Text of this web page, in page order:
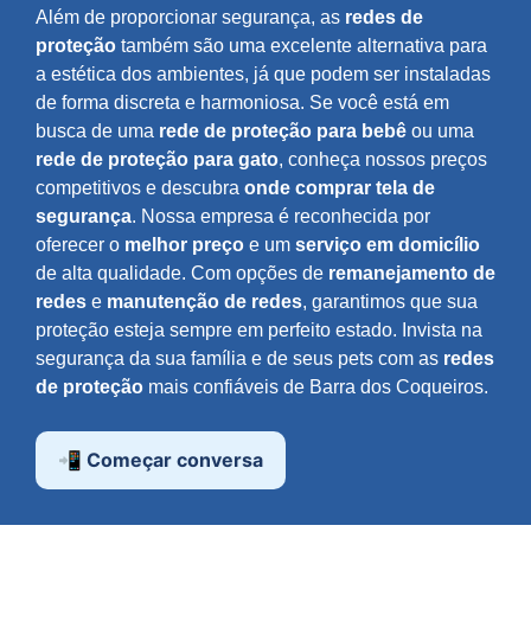
Além de proporcionar segurança, as redes de
proteção também são uma excelente alternativa para
a estética dos ambientes, já que podem ser instaladas
de forma discreta e harmoniosa. Se você está em
busca de uma rede de proteção para bebê ou uma
rede de proteção para gato, conheça nossos preços
competitivos e descubra onde comprar tela de
segurança. Nossa empresa é reconhecida por
oferecer o melhor preço e um serviço em domicílio
de alta qualidade. Com opções de remanejamento de
redes e manutenção de redes, garantimos que sua
proteção esteja sempre em perfeito estado. Invista na
segurança da sua família e de seus pets com as redes
de proteção mais confiáveis de Barra dos Coqueiros.
📲 Começar conversa